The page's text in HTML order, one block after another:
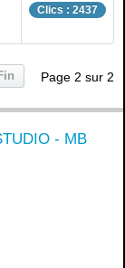
Clics : 2437
Page 2 sur 2
- MB